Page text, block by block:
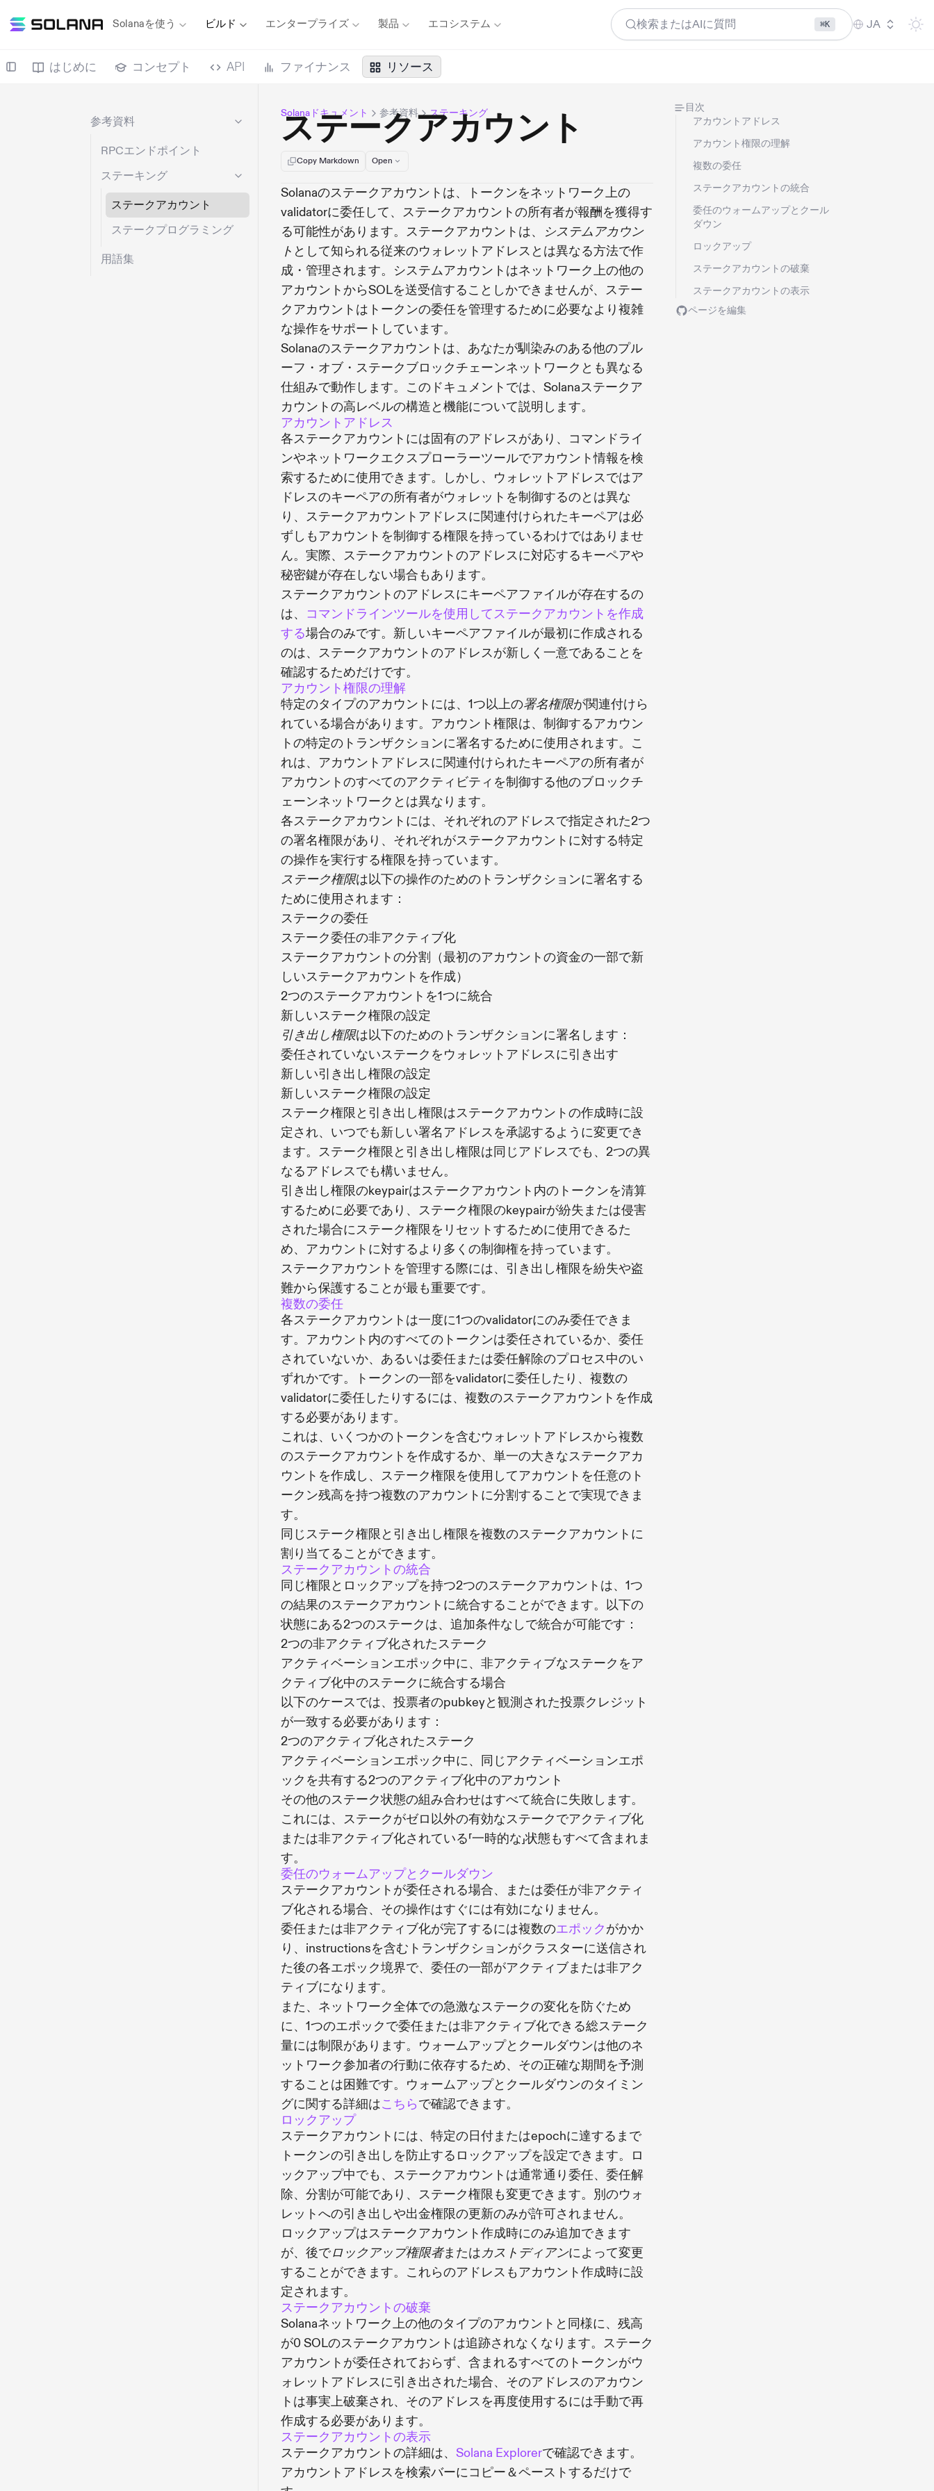
Solanaを使う ビルド エンタープライズ 製品 エコシステム 検索またはAIに質問 ⌘K JA
はじめに コンセプト API ファイナンス リソース
参考資料
RPCエンドポイント
ステーキング
ステークアカウント
ステークプログラミング
用語集
Solanaドキュメント 参考資料 ステーキング
ステークアカウント
Copy Markdown Open
Solanaのステークアカウントは、トークンをネットワーク上の
validatorに委任して、ステークアカウントの所有者が報酬を獲得す
る可能性があります。ステークアカウントは、
システムアカウン
ト として知られる従来のウォレットアドレスとは異なる方法で作
成・管理されます。システムアカウントはネットワーク上の他の
アカウントからSOLを送受信することしかできませんが、ステー
クアカウントはトークンの委任を管理するために必要なより複雑
な操作をサポートしています。
Solanaのステークアカウントは、あなたが馴染みのある他のプル
ーフ・オブ・ステークブロックチェーンネットワークとも異なる
仕組みで動作します。このドキュメントでは、Solanaステークア
カウントの高レベルの構造と機能について説明します。
アカウントアドレス
各ステークアカウントには固有のアドレスがあり、コマンドライ
ンやネットワークエクスプローラーツールでアカウント情報を検
索するために使用できます。しかし、ウォレットアドレスではア
ドレスのキーペアの所有者がウォレットを制御するのとは異な
り、ステークアカウントアドレスに関連付けられたキーペアは必
ずしもアカウントを制御する権限を持っているわけではありませ
ん。実際、ステークアカウントのアドレスに対応するキーペアや
秘密鍵が存在しない場合もあります。
ステークアカウントのアドレスにキーペアファイルが存在するの
は、 コマンドラインツールを使用してステークアカウントを作成
する場合のみです。新しいキーペアファイルが最初に作成される
のは、ステークアカウントのアドレスが新しく一意であることを
確認するためだけです。
アカウント権限の理解
特定のタイプのアカウントには、1つ以上の署名権限が関連付けら
れている場合があります。アカウント権限は、制御するアカウン
トの特定のトランザクションに署名するために使用されます。こ
れは、アカウントアドレスに関連付けられたキーペアの所有者が
アカウントのすべてのアクティビティを制御する他のブロックチ
ェーンネットワークとは異なります。
各ステークアカウントには、それぞれのアドレスで指定された2つ
の署名権限があり、それぞれがステークアカウントに対する特定
の操作を実行する権限を持っています。
ステーク権限は以下の操作のためのトランザクションに署名する
ために使用されます：
ステークの委任
ステーク委任の非アクティブ化
ステークアカウントの分割（最初のアカウントの資金の一部で新
しいステークアカウントを作成）
2つのステークアカウントを1つに統合
新しいステーク権限の設定
引き出し権限は以下のためのトランザクションに署名します：
委任されていないステークをウォレットアドレスに引き出す
新しい引き出し権限の設定
新しいステーク権限の設定
ステーク権限と引き出し権限はステークアカウントの作成時に設
定され、いつでも新しい署名アドレスを承認するように変更でき
ます。ステーク権限と引き出し権限は同じアドレスでも、2つの異
なるアドレスでも構いません。
引き出し権限のkeypairはステークアカウント内のトークンを清算
するために必要であり、ステーク権限のkeypairが紛失または侵害
された場合にステーク権限をリセットするために使用できるた
め、アカウントに対するより多くの制御権を持っています。
ステークアカウントを管理する際には、引き出し権限を紛失や盗
難から保護することが最も重要です。
複数の委任
各ステークアカウントは一度に1つのvalidatorにのみ委任できま
す。アカウント内のすべてのトークンは委任されているか、委任
されていないか、あるいは委任または委任解除のプロセス中のい
ずれかです。トークンの一部をvalidatorに委任したり、複数の
validatorに委任したりするには、複数のステークアカウントを作成
する必要があります。
これは、いくつかのトークンを含むウォレットアドレスから複数
のステークアカウントを作成するか、単一の大きなステークアカ
ウントを作成し、ステーク権限を使用してアカウントを任意のト
ークン残高を持つ複数のアカウントに分割することで実現できま
す。
同じステーク権限と引き出し権限を複数のステークアカウントに
割り当てることができます。
ステークアカウントの統合
同じ権限とロックアップを持つ2つのステークアカウントは、1つ
の結果のステークアカウントに統合することができます。以下の
状態にある2つのステークは、追加条件なしで統合が可能です：
2つの非アクティブ化されたステーク
アクティベーションエポック中に、非アクティブなステークをア
クティブ化中のステークに統合する場合
以下のケースでは、投票者のpubkeyと観測された投票クレジット
が一致する必要があります：
2つのアクティブ化されたステーク
アクティベーションエポック中に、同じアクティベーションエポ
ックを共有する2つのアクティブ化中のアカウント
その他のステーク状態の組み合わせはすべて統合に失敗します。
これには、ステークがゼロ以外の有効なステークでアクティブ化
または非アクティブ化されている「一時的な」状態もすべて含まれま
す。
委任のウォームアップとクールダウン
ステークアカウントが委任される場合、または委任が非アクティ
ブ化される場合、その操作はすぐには有効になりません。
委任または非アクティブ化が完了するには複数のエポックがかか
り、instructionsを含むトランザクションがクラスターに送信され
た後の各エポック境界で、委任の一部がアクティブまたは非アク
ティブになります。
また、ネットワーク全体での急激なステークの変化を防ぐため
に、1つのエポックで委任または非アクティブ化できる総ステーク
量には制限があります。ウォームアップとクールダウンは他のネ
ットワーク参加者の行動に依存するため、その正確な期間を予測
することは困難です。ウォームアップとクールダウンのタイミン
グに関する詳細はこちらで確認できます。
ロックアップ
ステークアカウントには、特定の日付またはepochに達するまで
トークンの引き出しを防止するロックアップを設定できます。ロ
ックアップ中でも、ステークアカウントは通常通り委任、委任解
除、分割が可能であり、ステーク権限も変更できます。別のウォ
レットへの引き出しや出金権限の更新のみが許可されません。
ロックアップはステークアカウント作成時にのみ追加できます
が、後でロックアップ権限者または カストディアンによって変更
することができます。これらのアドレスもアカウント作成時に設
定されます。
ステークアカウントの破棄
Solanaネットワーク上の他のタイプのアカウントと同様に、残高
が0 SOLのステークアカウントは追跡されなくなります。ステーク
アカウントが委任されておらず、含まれるすべてのトークンがウ
ォレットアドレスに引き出された場合、そのアドレスのアカウン
トは事実上破棄され、そのアドレスを再度使用するには手動で再
作成する必要があります。
ステークアカウントの表示
ステークアカウントの詳細は、 Solana Explorerで確認できます。
アカウントアドレスを検索バーにコピー＆ペーストするだけで
目次
アカウントアドレス
アカウント権限の理解
複数の委任
ステークアカウントの統合
委任のウォームアップとクール
ダウン
ロックアップ
ステークアカウントの破棄
ステークアカウントの表示
ページを編集